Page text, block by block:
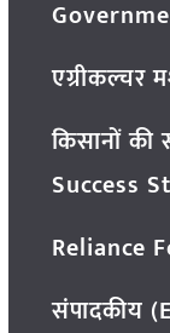
किसानों
Success
Reliance
संपादकीय